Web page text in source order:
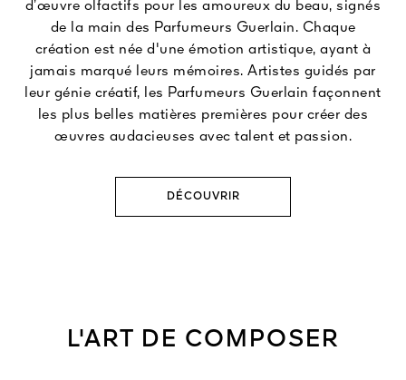
d’œuvre olfactifs pour les amoureux du beau, signés
de la main des Parfumeurs Guerlain. Chaque
création est née d'une émotion artistique, ayant à
jamais marqué leurs mémoires. Artistes guidés par
leur génie créatif, les Parfumeurs Guerlain façonnent
les plus belles matières premières pour créer des
œuvres audacieuses avec talent et passion.
DÉCOUVRIR
L'ART DE COMPOSER